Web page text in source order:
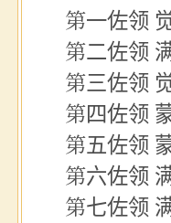
第一佐领
第二佐领
第三佐领
第四佐领
第五佐领
第六佐领
第七佐领